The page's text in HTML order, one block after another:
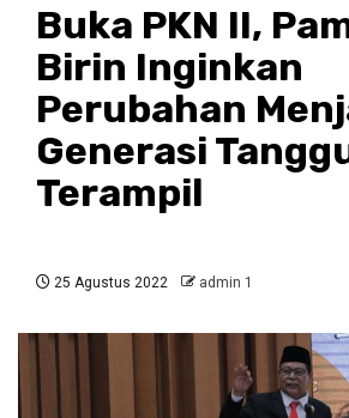
Buka PKN II,
Birin Inginkan
Perubahan
Generasi
Terampil
25 Agustus 2022 admin 1